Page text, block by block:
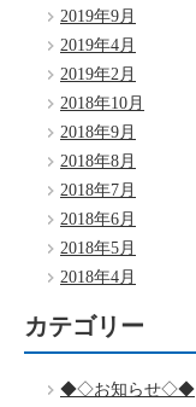
2019年9月
2019年4月
2019年2月
2018年10月
2018年9月
2018年8月
2018年7月
2018年6月
2018年5月
2018年4月
カテゴリー
◆◇お知らせ◇◆